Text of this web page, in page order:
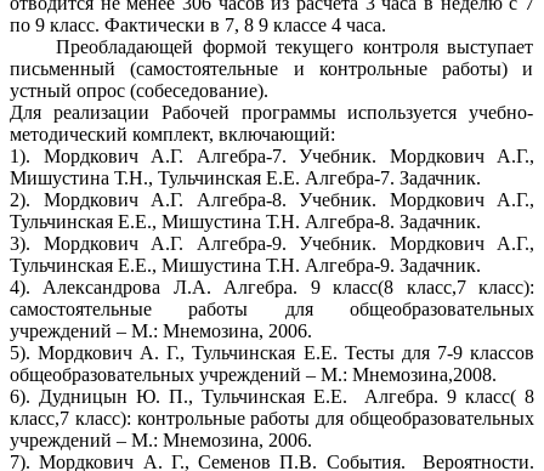
по 9 класс. Фактически в 7, 8 9 классе 4 часа.
Преобладающей формой текущего контроля выступает
письменный (самостоятельные и контрольные работы) и
устный опрос (собеседование).
Для реализации Рабочей программы используется учебно-
методический комплект, включающий:
1). Мордкович А.Г. Алгебра-7. Учебник. Мордкович А.Г.,
Мишустина Т.Н., Тульчинская Е.Е. Алгебра-7. Задачник.
2). Мордкович А.Г. Алгебра-8. Учебник. Мордкович А.Г.,
Тульчинская Е.Е., Мишустина Т.Н. Алгебра-8. Задачник.
3). Мордкович А.Г. Алгебра-9. Учебник. Мордкович А.Г.,
Тульчинская Е.Е., Мишустина Т.Н. Алгебра-9. Задачник.
4). Александрова Л.А. Алгебра. 9 класс(8 класс,7 класс):
самостоятельные работы для общеобразовательных
учреждений – М.: Мнемозина, 2006.
5). Мордкович А. Г., Тульчинская Е.Е. Тесты для 7-9 классов
общеобразовательных учреждений – М.: Мнемозина,2008.
6). Дудницын Ю. П., Тульчинская Е.Е. Алгебра. 9 класс( 8
класс,7 класс): контрольные работы для общеобразовательных
учреждений – М.: Мнемозина, 2006.
7). Мордкович А. Г., Семенов П.В. События. Вероятности.